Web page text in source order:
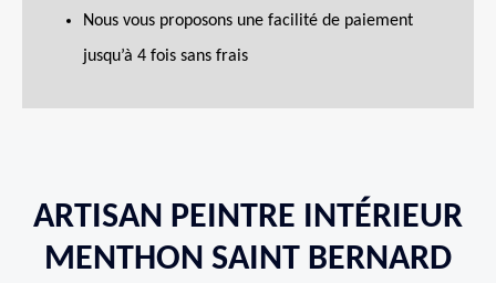
Nous vous proposons une facilité de paiement
jusqu’à 4 fois sans frais
ARTISAN PEINTRE INTÉRIEUR
MENTHON SAINT BERNARD